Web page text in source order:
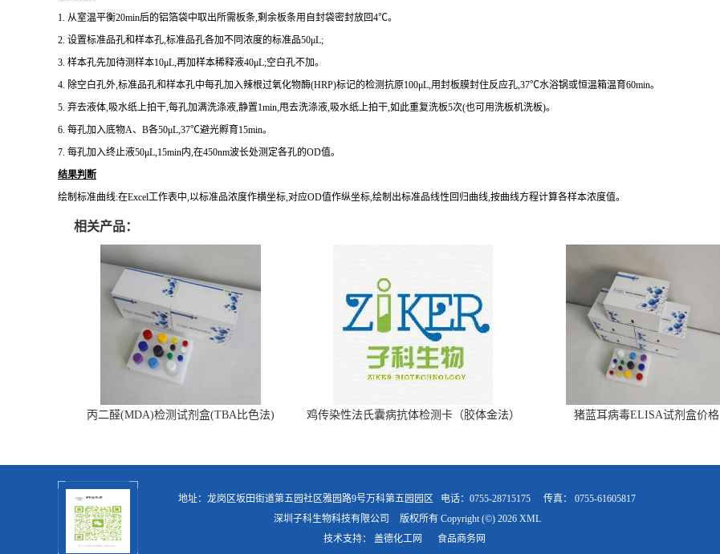
1. 从室温平衡20min后的铝箔袋中取出所需板条,剩余板条用自封袋密封放回4℃。
2. 设置标准品孔和样本孔,标准品孔各加不同浓度的标准品50μL;
3. 样本孔先加待测样本10μL,再加样本稀释液40μL;空白孔不加。
4. 除空白孔外,标准品孔和样本孔中每孔加入辣根过氧化物酶(HRP)标记的检测抗原100μL,用封板膜封住反应孔,37℃水浴锅或恒温箱温育60min。
5. 弃去液体,吸水纸上拍干,每孔加满洗涤液,静置1min,甩去洗涤液,吸水纸上拍干,如此重复洗板5次(也可用洗板机洗板)。
6. 每孔加入底物A、B各50μL,37℃避光孵育15min。
7. 每孔加入终止液50μL,15min内,在450nm波长处测定各孔的OD值。
结果判断
绘制标准曲线:在Excel工作表中,以标准品浓度作横坐标,对应OD值作纵坐标,绘制出标准品线性回归曲线,按曲线方程计算各样本浓度值。
相关产品：
丙二醛(MDA)检测试剂盒(TBA比色法) 鸡传染性法氏囊病抗体检测卡（胶体金法） 猪蓝耳病毒ELISA试剂盒价格
地址：龙岗区坂田街道第五园社区雅园路9号万科第五园园区 电话：0755-28715175 传真： 0755-61605817
深圳子科生物科技有限公司
版权所有 Copyright (©) 2026 XML
技术支持： 盖德化工网 食品商务网